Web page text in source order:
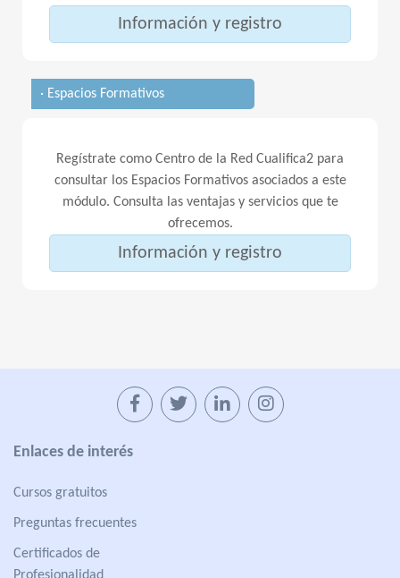
Información y registro
· Espacios Formativos
Regístrate como Centro de la Red Cualifica2 para
consultar los Espacios Formativos asociados a este
módulo. Consulta las ventajas y servicios que te
ofrecemos.
Información y registro
Enlaces de interés
Cursos gratuitos
Preguntas frecuentes
Certificados de